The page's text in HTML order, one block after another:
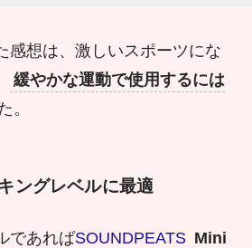
感想は、激しいスポーツにな
緩やかな運動で使用するには
。
ングレベルに最適
であればSOUNDPEATS Mini